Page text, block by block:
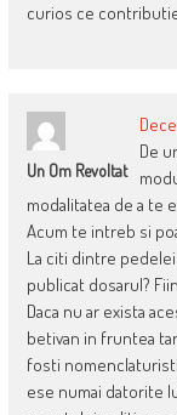
curios ce
Un Om Revoltat
De
modalitatea de a te
Acum te intreb si
La citi dintre
publicat dosarul?
Daca nu ar exista
betivan in fruntea
fosti
ese numai datorite